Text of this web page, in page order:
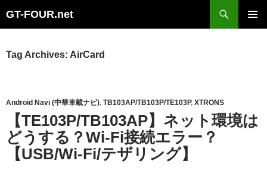
GT-FOUR.net
content
Tag Archives: AirCard
Android Navi (中華車載ナビ), TB103AP/TB103P/TE103P, XTRONS
【TE103P/TB103AP】ネット環境は
どうする？Wi-Fi接続エラー？
【USB/Wi-Fi/テザリング】